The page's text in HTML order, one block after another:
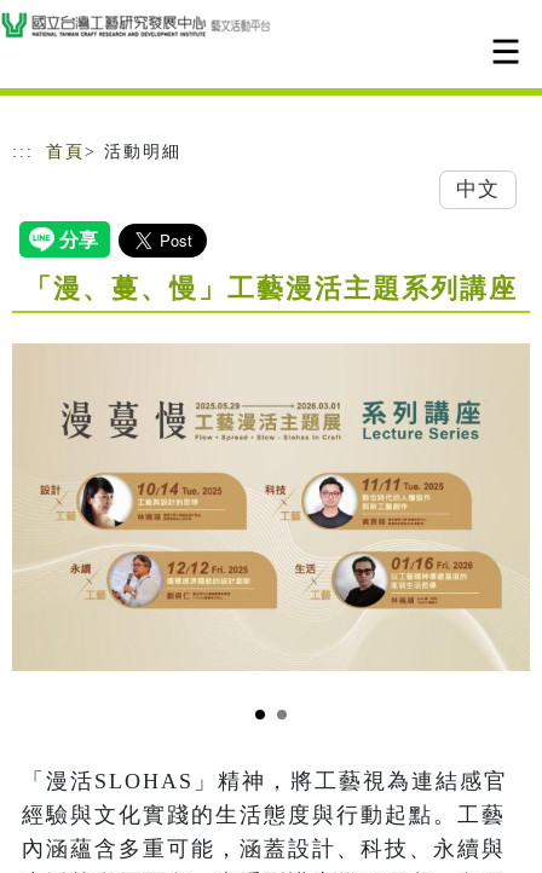
跳到主要內容
網站導覽
::: 首頁 > 活動明細
中文
「漫、蔓、慢」工藝漫活主題系列講座
「漫活SLOHAS」精神，將工藝視為連結感官
經驗與文化實踐的生活態度與行動起點。工藝
內涵蘊含多重可能，涵蓋設計、科技、永續與